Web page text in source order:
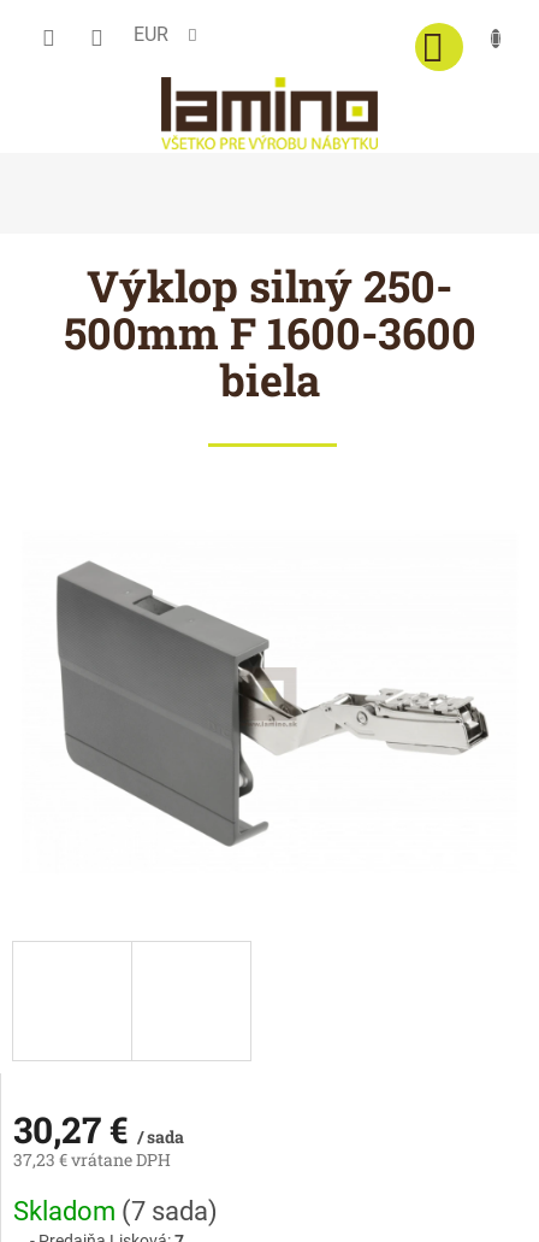
EUR
Výklop silný 250-
500mm F 1600-3600
biela
30,27 € / sada
37,23 € vrátane DPH
Jednotková
cena:
Skladom (7 sada)